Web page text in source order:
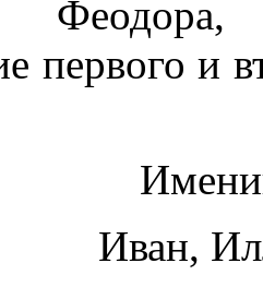
первого и
Иван,